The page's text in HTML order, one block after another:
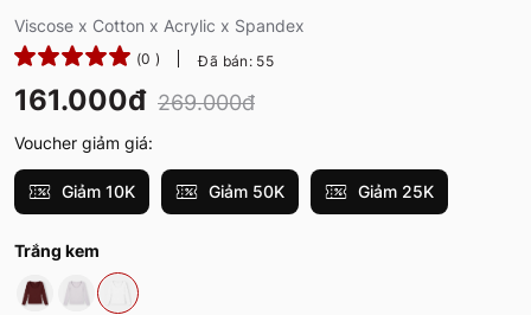
Viscose x Cotton x Acrylic x Spandex
(0 ) Đã bán: 55
161.000đ 269.000đ
Voucher giảm giá:
Giảm 10K Giảm 50K Giảm 25K
Trắng kem